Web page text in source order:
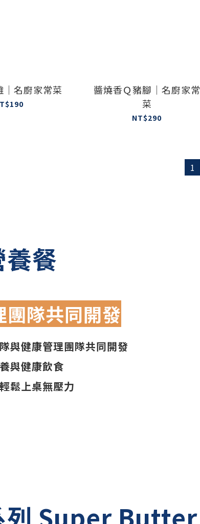
｜名廚家常菜
醬燒香Ｑ豬腳｜名廚家常
菜
NT$290
1
餐
團隊共同開發
與健康管理團隊共同開發
與健康飲食
鬆上桌無壓力
列 Super Butter